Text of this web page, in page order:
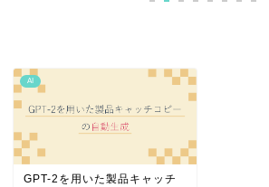
AI
GPT-2を用いた製品キャッチ